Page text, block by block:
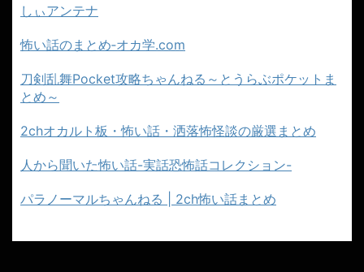
しぃアンテナ
怖い話のまとめ‐オカ学.com
刀剣乱舞Pocket攻略ちゃんねる～とうらぶポケットま
とめ～
2chオカルト板・怖い話・洒落怖怪談の厳選まとめ
人から聞いた怖い話-実話恐怖話コレクション-
パラノーマルちゃんねる | 2ch怖い話まとめ